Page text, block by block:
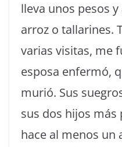
lleva unos pesos
arroz o tallarines.
varias visitas, me
esposa enfermó,
murió. Sus
sus dos hijos más
hace al menos un